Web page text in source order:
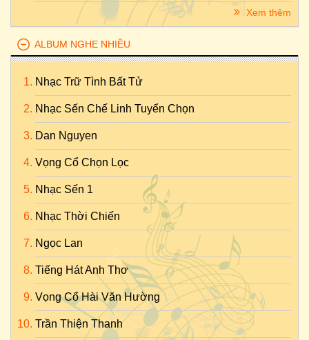
Xem thêm
ALBUM NGHE NHIỀU
Nhạc Trữ Tình Bất Tử
Nhạc Sến Chế Linh Tuyển Chọn
Dan Nguyen
Vọng Cổ Chọn Lọc
Nhạc Sến 1
Nhạc Thời Chiến
Ngọc Lan
Tiếng Hát Anh Thơ
Vọng Cổ Hài Văn Hường
Trần Thiện Thanh